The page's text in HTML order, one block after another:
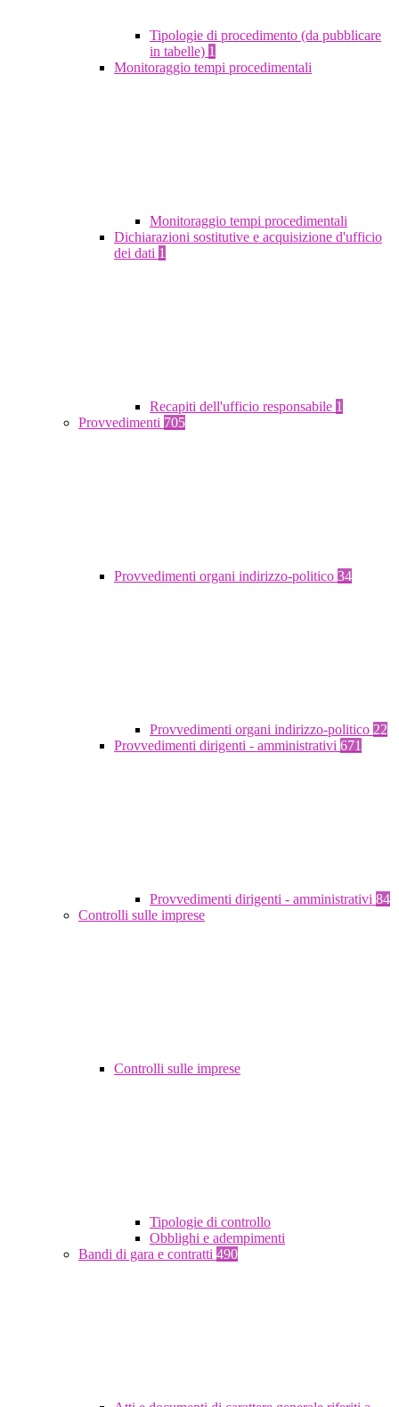
Tipologie di procedimento (da pubblicare
in tabelle) 1
Monitoraggio tempi procedimentali
Monitoraggio tempi procedimentali
Dichiarazioni sostitutive e acquisizione d'ufficio
dei dati 1
Recapiti dell'ufficio responsabile 1
Provvedimenti 705
Provvedimenti organi indirizzo-politico 34
Provvedimenti organi indirizzo-politico 22
Provvedimenti dirigenti - amministrativi 671
Provvedimenti dirigenti - amministrativi 84
Controlli sulle imprese
Controlli sulle imprese
Tipologie di controllo
Obblighi e adempimenti
Bandi di gara e contratti 490